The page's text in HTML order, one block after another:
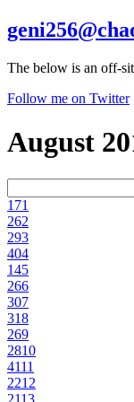
The below is an off-
Follow me on Twitter
August
171
262
293
404
145
266
307
318
269
2810
4111
2212
2113